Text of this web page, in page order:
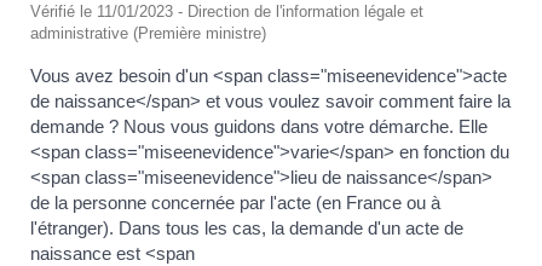
Vérifié le 11/01/2023 - Direction de l'information légale et
administrative (Première ministre)
Vous avez besoin d'un <span class="miseenevidence">acte
de naissance</span> et vous voulez savoir comment faire la
demande ? Nous vous guidons dans votre démarche. Elle
<span class="miseenevidence">varie</span> en fonction du
<span class="miseenevidence">lieu de naissance</span>
de la personne concernée par l'acte (en France ou à
l'étranger). Dans tous les cas, la demande d'un acte de
naissance est <span